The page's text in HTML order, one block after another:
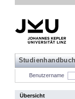
Benutzername
Übersicht